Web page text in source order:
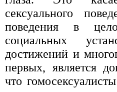
сексуального
поведения в
социальных
достижений и
первых, является
что